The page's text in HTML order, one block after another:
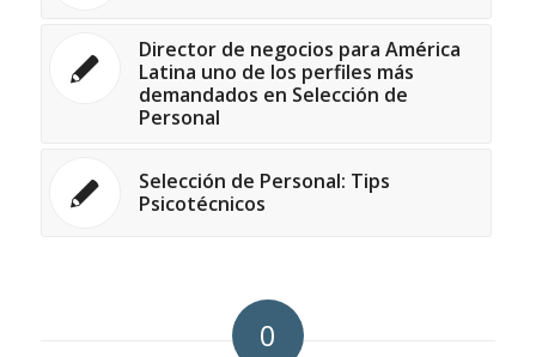
Director de negocios para América
Latina uno de los perfiles más
demandados en Selección de
Personal
Selección de Personal: Tips
Psicotécnicos
0